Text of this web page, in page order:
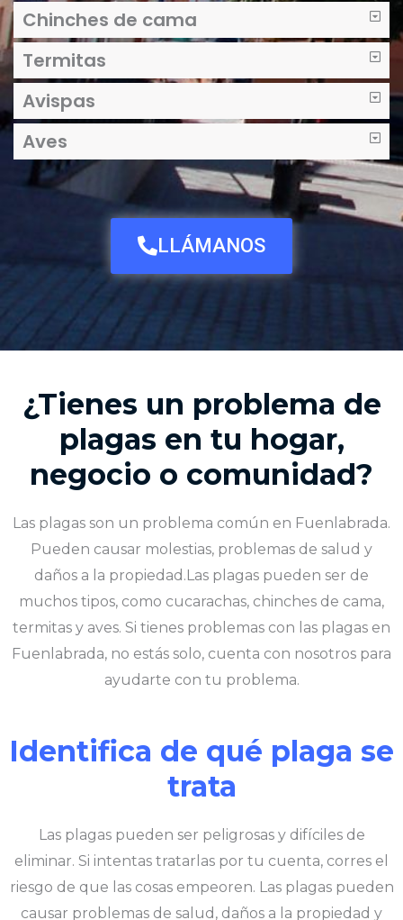
Chinches de cama
Termitas
Avispas
Aves
LLÁMANOS
¿Tienes un problema de
plagas en tu hogar,
negocio o comunidad?
Las plagas son un problema común en Fuenlabrada.
Pueden causar molestias, problemas de salud y
daños a la propiedad.Las plagas pueden ser de
muchos tipos, como cucarachas, chinches de cama,
termitas y aves. Si tienes problemas con las plagas en
Fuenlabrada, no estás solo, cuenta con nosotros para
ayudarte con tu problema.
Identifica de qué plaga se
trata
Las plagas pueden ser peligrosas y difíciles de
eliminar. Si intentas tratarlas por tu cuenta, corres el
riesgo de que las cosas empeoren. Las plagas pueden
causar problemas de salud, daños a la propiedad y